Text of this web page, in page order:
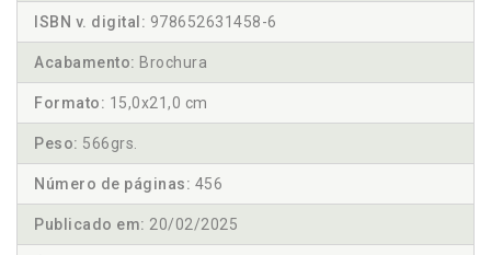
ISBN v. digital: 978652631458-6
Acabamento: Brochura
Formato: 15,0x21,0 cm
Peso: 566grs.
Número de páginas: 456
Publicado em: 20/02/2025